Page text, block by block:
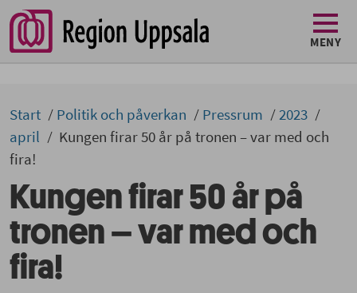
MENY
Start Politik och påverkan Pressrum
2023
april
Kungen firar 50 år på tronen – var med och
fira!
Kungen firar 50 år på
tronen – var med och
fira!